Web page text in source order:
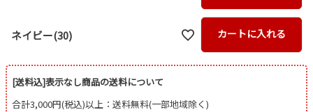
ネイビー(30) カートに入れる
[送料込]表示なし商品の送料について
合計3,000円(税込)以上：送料無料(一部地域除く)